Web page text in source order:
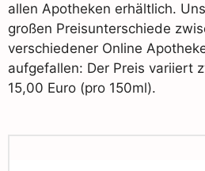
allen Apotheken erhältlich.
großen Preisunterschiede
verschiedener Online
aufgefallen: Der Preis variiert
15,00 Euro (pro 150ml).